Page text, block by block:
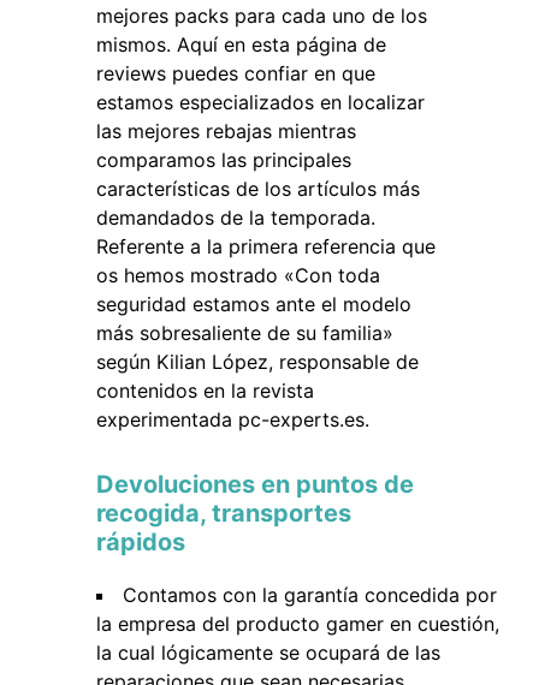
mejores packs para cada uno de los
mismos. Aquí en esta página de
reviews puedes confiar en que
estamos especializados en localizar
las mejores rebajas mientras
comparamos las principales
características de los artículos más
demandados de la temporada.
Referente a la primera referencia que
os hemos mostrado «Con toda
seguridad estamos ante el modelo
más sobresaliente de su familia»
según Kilian López, responsable de
contenidos en la revista
experimentada pc-experts.es.
Devoluciones en puntos de
recogida, transportes
rápidos
Contamos con la garantía concedida por
la empresa del producto gamer en cuestión,
la cual lógicamente se ocupará de las